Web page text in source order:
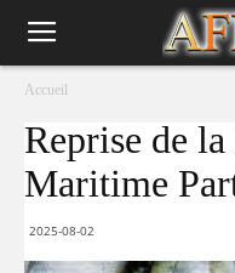
Accueil
Reprise de
Maritime
2025-08-02